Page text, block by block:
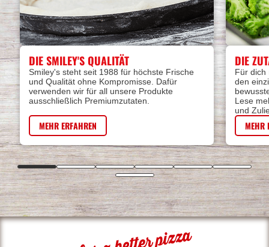
DIE SMILEY'S QUALITÄT
Smiley's steht seit 1988 für höchste Frische
und Qualität ohne Kompromisse. Dafür
verwenden wir für all unsere Produkte
ausschließlich Premiumzutaten.
MEHR ERFAHREN
DIE
Für dich
den
Lese
und
MEHR